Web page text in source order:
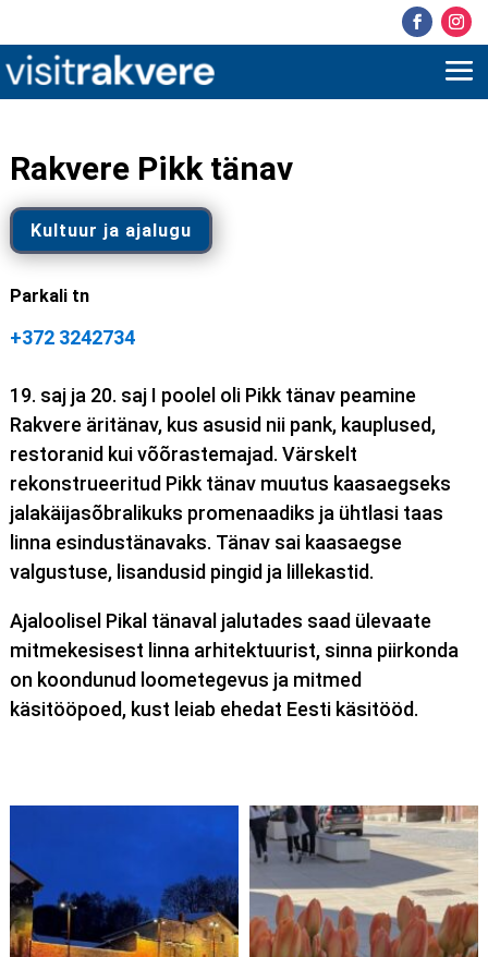
Rakvere Pikk tänav
Kultuur ja ajalugu
Parkali tn
+372 3242734
19. saj ja 20. saj I poolel oli Pikk tänav peamine
Rakvere äritänav, kus asusid nii pank, kauplused,
restoranid kui võõrastemajad. Värskelt
rekonstrueeritud Pikk tänav muutus kaasaegseks
jalakäijasõbralikuks promenaadiks ja ühtlasi taas
linna esindustänavaks. Tänav sai kaasaegse
valgustuse, lisandusid pingid ja lillekastid.
Ajaloolisel Pikal tänaval jalutades saad ülevaate
mitmekesisest linna arhitektuurist, sinna piirkonda
on koondunud loometegevus ja mitmed
käsitööpoed, kust leiab ehedat Eesti käsitööd.